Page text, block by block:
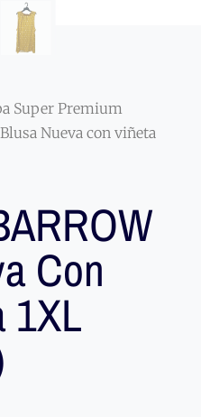
Super Premium
Nueva con viñeta
Con
1XL